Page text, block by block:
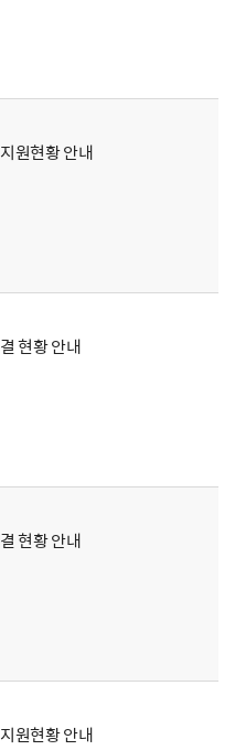
원현황 안내
현황 안내
현황 안내
원현황 안내